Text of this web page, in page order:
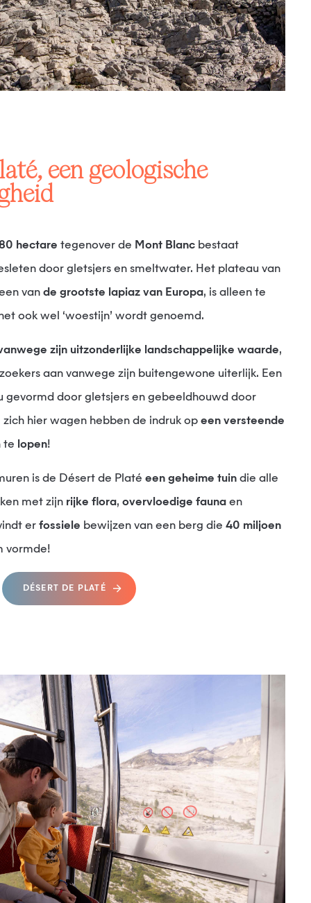
hectare tegenover de Mont Blanc bestaat
door gletsjers en smeltwater. Het plateau van
van de grootste lapiaz van Europa, is alleen te
ook wel ‘woestijn’ wordt genoemd.
zijn uitzonderlijke landschappelijke waarde,
aan vanwege zijn buitengewone uiterlijk. Een
gevormd door gletsjers en gebeeldhouwd door
hier wagen hebben de indruk op een versteende
te lopen!
is de Désert de Platé een geheime tuin die alle
met zijn rijke flora, overvloedige fauna en
er fossiele bewijzen van een berg die 40 miljoen
vormde!
DÉSERT DE PLATÉ